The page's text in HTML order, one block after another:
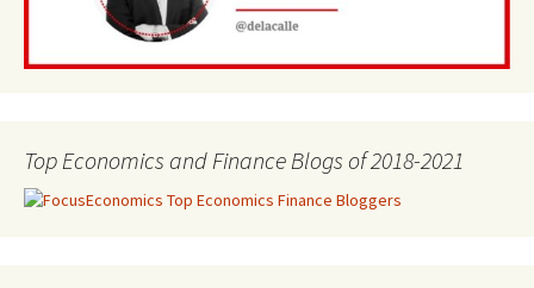
Top Economics and Finance Blogs of 2018-2021